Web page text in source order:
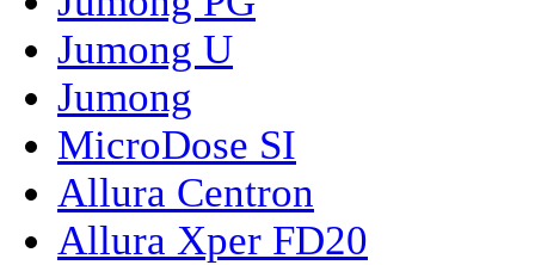
Jumong U
Jumong
MicroDose SI
Allura Centron
Allura Xper FD20